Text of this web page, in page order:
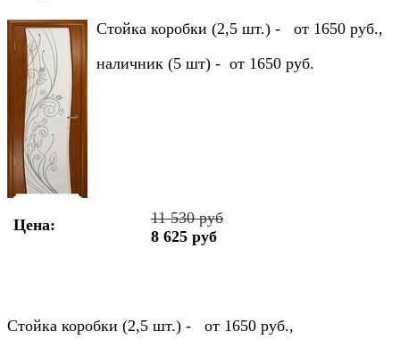
Стойка коробки (2,5 шт.) - от 1650 руб.,
наличник (5 шт) - от 1650 руб.
Цена:
11 530 руб
8 625 руб
Стойка коробки (2,5 шт.) - от 1650 руб.,